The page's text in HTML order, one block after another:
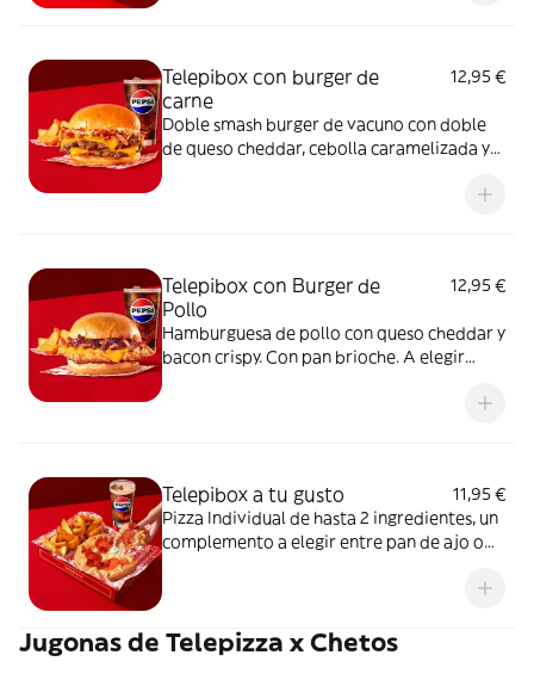
Telepibox con burger de
carne
12,95 €
Doble smash burger de vacuno con doble
de queso cheddar, cebolla caramelizada y
Telepibox con Burger de
Pollo
12,95 €
Hamburguesa de pollo con queso cheddar y
bacon crispy. Con pan brioche. A elegir
Acompañada de una ración de patatas gajo
Telepibox a tu gusto
11,95 €
Pizza Individual de hasta 2 ingredientes, un
complemento a elegir entre pan de ajo o
Jugonas de Telepizza x Chetos